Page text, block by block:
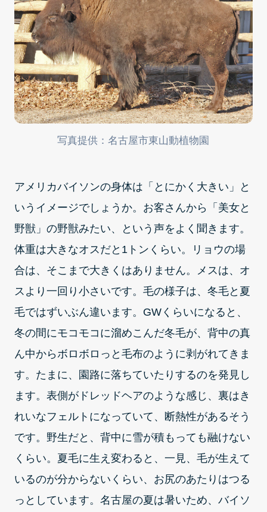
写真提供：名古屋市東山動植物園
アメリカバイソンの身体は「とにかく大きい」と
いうイメージでしょうか。お客さんから「美女と
野獣」の野獣みたい、という声をよく聞きます。
体重は大きなオスだと1トンくらい。リョウの場
合は、そこまで大きくはありません。メスは、オ
スより一回り小さいです。毛の様子は、冬毛と夏
毛ではずいぶん違います。GWくらいになると、
冬の間にモコモコに溜めこんだ冬毛が、背中の真
ん中からボロボロっと毛布のように剥がれてきま
す。たまに、園路に落ちていたりするのを発見し
ます。表側がドレッドヘアのような感じ、裏はき
れいなフェルトになっていて、断熱性があるそう
です。野生だと、背中に雪が積もっても融けない
くらい。夏毛に生え変わると、一見、毛が生えて
いるのが分からないくらい、お尻のあたりはつる
っとしています。名古屋の夏は暑いため、バイソ